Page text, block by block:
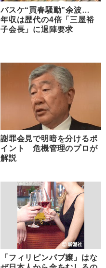
バスケ“買春騒動”余波…
年収は歴代の4倍「三屋裕
子会長」に退陣要求
謝罪会見で明暗を分けるポ
イント 危機管理のプロが
解説
「フィリピンパブ嬢」はな